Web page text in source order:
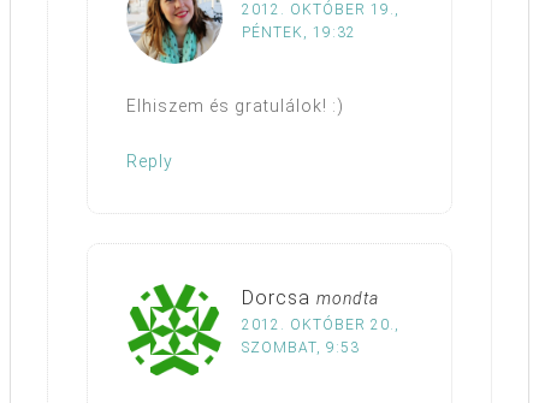
2012. OKTÓBER 19.,
PÉNTEK, 19:32
Elhiszem és gratulálok! :)
Reply
Dorcsa mondta
2012. OKTÓBER 20.,
SZOMBAT, 9:53